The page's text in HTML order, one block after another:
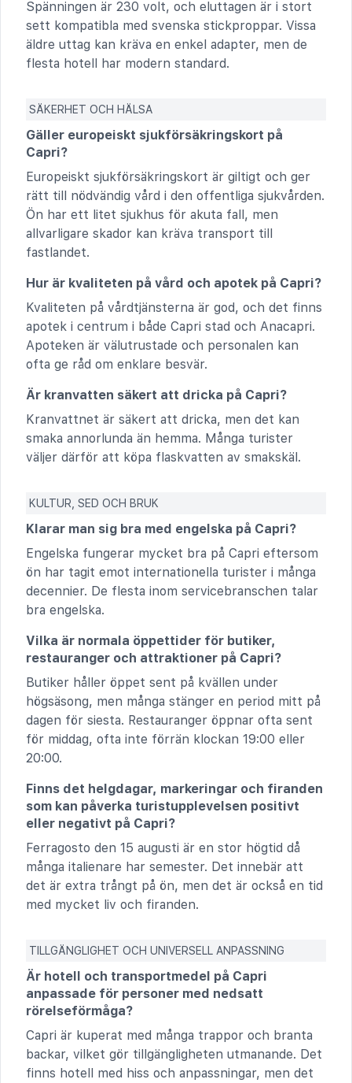
Spänningen är 230 volt, och eluttagen är i stort
sett kompatibla med svenska stickproppar. Vissa
äldre uttag kan kräva en enkel adapter, men de
flesta hotell har modern standard.
SÄKERHET OCH HÄLSA
Gäller europeiskt sjukförsäkringskort på
Capri?
Europeiskt sjukförsäkringskort är giltigt och ger
rätt till nödvändig vård i den offentliga sjukvården.
Ön har ett litet sjukhus för akuta fall, men
allvarligare skador kan kräva transport till
fastlandet.
Hur är kvaliteten på vård och apotek på Capri?
Kvaliteten på vårdtjänsterna är god, och det finns
apotek i centrum i både Capri stad och Anacapri.
Apoteken är välutrustade och personalen kan
ofta ge råd om enklare besvär.
Är kranvatten säkert att dricka på Capri?
Kranvattnet är säkert att dricka, men det kan
smaka annorlunda än hemma. Många turister
väljer därför att köpa flaskvatten av smakskäl.
KULTUR, SED OCH BRUK
Klarar man sig bra med engelska på Capri?
Engelska fungerar mycket bra på Capri eftersom
ön har tagit emot internationella turister i många
decennier. De flesta inom servicebranschen talar
bra engelska.
Vilka är normala öppettider för butiker,
restauranger och attraktioner på Capri?
Butiker håller öppet sent på kvällen under
högsäsong, men många stänger en period mitt på
dagen för siesta. Restauranger öppnar ofta sent
för middag, ofta inte förrän klockan 19:00 eller
20:00.
Finns det helgdagar, markeringar och firanden
som kan påverka turistupplevelsen positivt
eller negativt på Capri?
Ferragosto den 15 augusti är en stor högtid då
många italienare har semester. Det innebär att
det är extra trångt på ön, men det är också en tid
med mycket liv och firanden.
TILLGÄNGLIGHET OCH UNIVERSELL ANPASSNING
Är hotell och transportmedel på Capri
anpassade för personer med nedsatt
rörelseförmåga?
Capri är kuperat med många trappor och branta
backar, vilket gör tillgängligheten utmanande. Det
finns hotell med hiss och anpassningar, men det